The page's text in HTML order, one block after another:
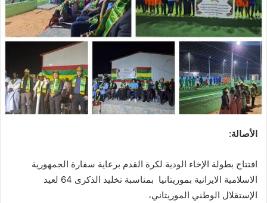
الأصالة:
افتتاح بطولة الإخاء الودية لكرة القدم برعاية سفارة الجمهورية
الاسلامية الايرانية بموريتانيا بمناسبة تخليد الذكرى 64 لعيد
الإستقلال الوطني الموريتاني،